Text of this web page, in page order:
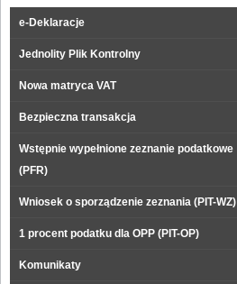
e-Deklaracje
Jednolity Plik Kontrolny
Nowa matryca VAT
Bezpieczna transakcja
Wstępnie wypełnione zeznanie podatkowe
(PFR)
Wniosek o sporządzenie zeznania (PIT-WZ)
1 procent podatku dla OPP (PIT-OP)
Komunikaty